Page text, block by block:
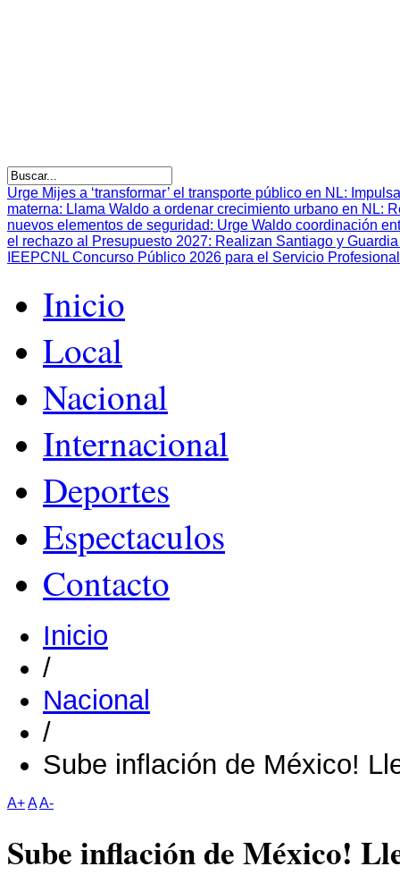
Urge Mijes a ‘transformar’ el transporte público en NL:
materna: Llama Waldo a ordenar crecimiento urbano en NL:
nuevos elementos de seguridad: Urge Waldo coordinación
el rechazo al Presupuesto 2027: Realizan Santiago y
IEEPCNL Concurso Público 2026 para el Servicio
Inicio
Local
Nacional
Internacional
Deportes
Espectaculos
Contacto
Inicio
/
Nacional
/
Sube inflación de México!
A+AA-
Sube inflación de México!